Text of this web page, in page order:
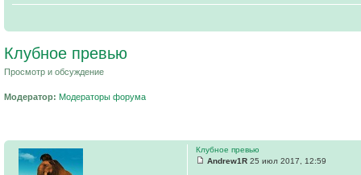
Клубное превью
Просмотр и обсуждение
Модератор: Модераторы форума
Клубное превью
Andrew1R 25 июл 2017, 12:59